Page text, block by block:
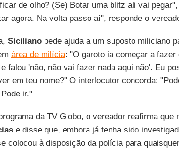
de olho? (Se) Botar uma blitz ali vai pegar",
agora. Na volta passo aí", responde o
Sicilianopede ajuda a um suposto miliciano
área de milícia: "O garoto ia começar a fazer
falou 'não, não vai fazer nada aqui não'. Eu
em teu nome?" O interlocutor concorda:
ir."
da TV Globo, o vereador reafirma que
e disse que, embora já tenha sido
colocou à disposição da polícia para quaisquer